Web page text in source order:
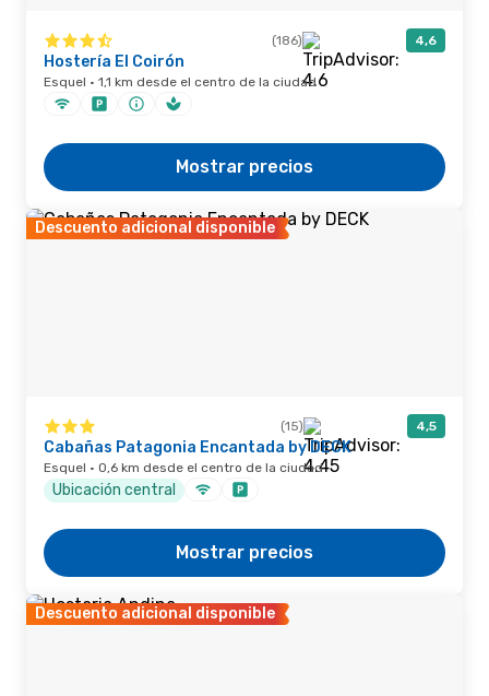
(186) 4,6
Hostería El Coirón
Esquel · 1,1 km desde el centro de la ciudad
Mostrar precios
Descuento adicional disponible
(15) 4,5
Cabañas Patagonia Encantada by DECK
Esquel · 0,6 km desde el centro de la ciudad
Ubicación central
Mostrar precios
Descuento adicional disponible